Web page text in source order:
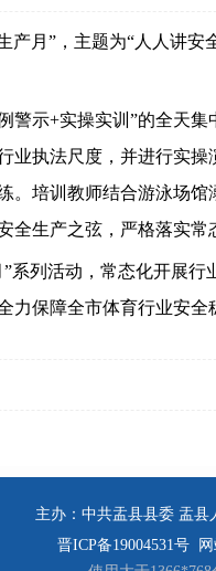
月”，主题为“人人讲安
示+实操实训”的全天集
业执法尺度，并进行实
。培训教师结合游泳场
全生产之弦，严格落实常
列活动，常态化开展行
力保障全市体育行业安
主办：中共盂县县委 盂县
晋ICP备19004531号